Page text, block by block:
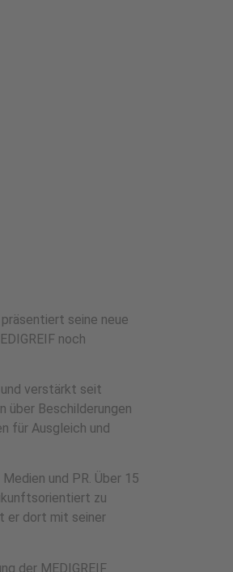
seine neue
noch
verstärkt seit
über Beschilderungen
für Ausgleich und
und PR. Über 15
zu
er dort mit seiner
der MEDIGREIF